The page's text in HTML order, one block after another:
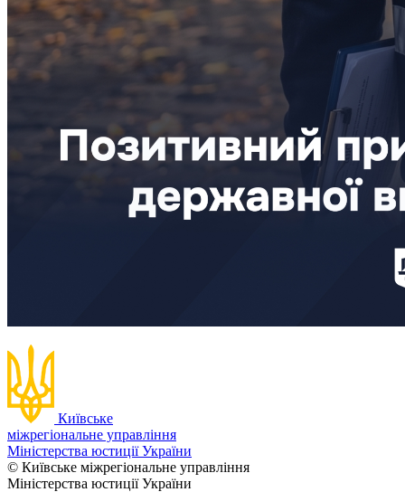
Київське
міжрегіональне управління
Міністерства юстиції України
© Київське міжрегіональне управління
Міністерства юстиції України